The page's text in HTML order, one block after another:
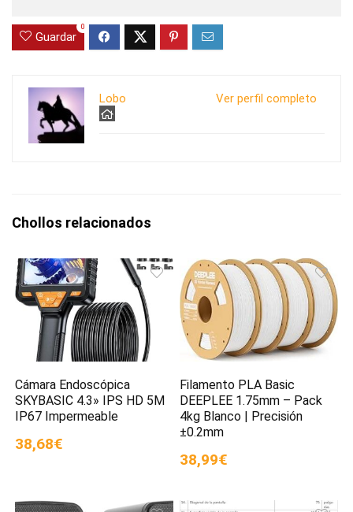
Guardar
0
Ver perfil completo
Lobo
Chollos relacionados
Cámara Endoscópica
SKYBASIC 4.3» IPS HD 5M
IP67 Impermeable
38,68€
Filamento PLA Basic
DEEPLEE 1.75mm – Pack
4kg Blanco | Precisión
±0.2mm
38,99€